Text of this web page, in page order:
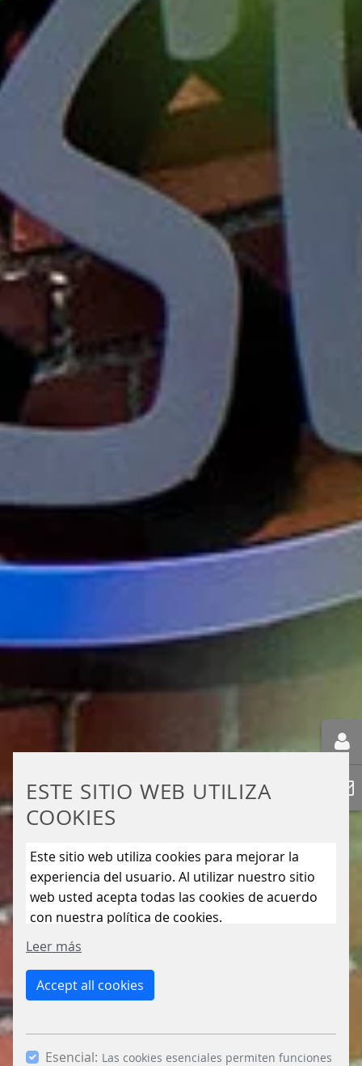
ESTE SITIO WEB UTILIZA
COOKIES
Este sitio web utiliza cookies para mejorar la
experiencia del usuario. Al utilizar nuestro sitio
web usted acepta todas las cookies de acuerdo
con nuestra política de cookies.
Leer más
Accept all cookies
Esencial: Las cookies esenciales permiten funciones